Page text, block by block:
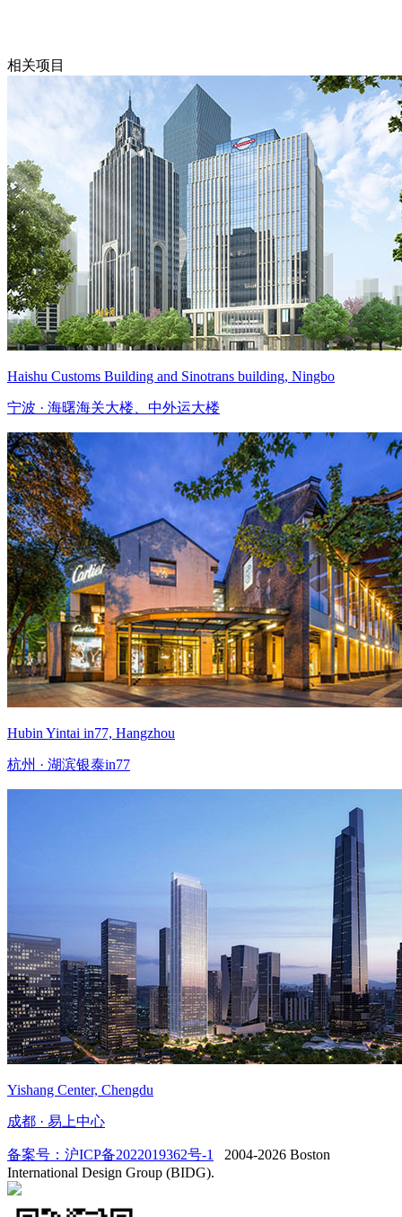
相关项目
Haishu Customs Building and Sinotrans building, Ningbo
宁波 · 海曙海关大楼、中外运大楼
Hubin Yintai in77, Hangzhou
杭州 · 湖滨银泰in77
Yishang Center, Chengdu
成都 · 易上中心
备案号：沪ICP备2022019362号-1
2004-2026 Boston
International Design Group (BIDG).